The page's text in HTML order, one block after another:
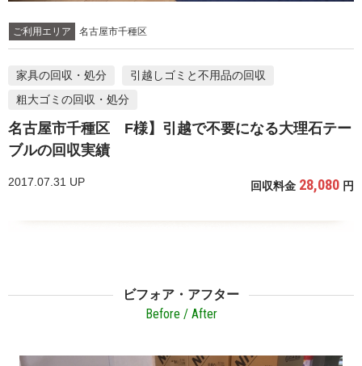
ご利用エリア 名古屋市千種区
家具の回収・処分
引越しゴミと不用品の回収
粗大ゴミの回収・処分
名古屋市千種区 F様】引越で不要になる大理石テー
ブルの回収実績
2017.07.31 UP 回収料金 28,080 円
ビフォア・アフター
Before / After